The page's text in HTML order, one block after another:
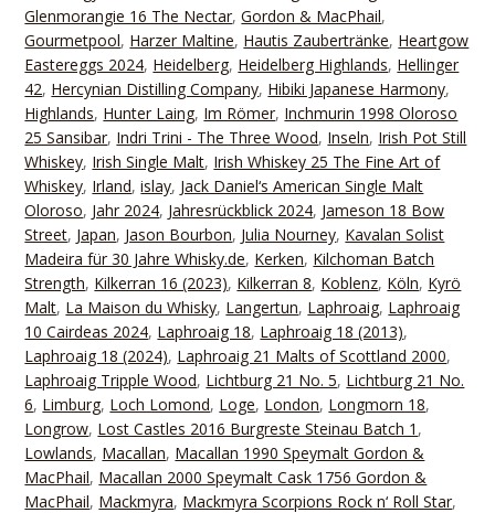
Glenmorangie 16 The Nectar,Gordon & MacPhail,
Gourmetpool, Harzer Maltine, Hautis Zaubertränke, Heartgow
Eastereggs 2024, Heidelberg, Heidelberg Highlands, Hellinger
42, Hercynian Distilling Company, Hibiki Japanese Harmony,
Highlands, Hunter Laing, Im Römer, Inchmurin 1998 Oloroso
25 Sansibar, Indri Trini - The Three Wood, Inseln, Irish Pot Still
Whiskey, Irish Single Malt, Irish Whiskey 25 The Fine Art of
Whiskey, Irland,islay, Jack Daniel‘s American Single Malt
Oloroso, Jahr 2024, Jahresrückblick 2024, Jameson 18 Bow
Street, Japan, Jason Bourbon, Julia Nourney, Kavalan Solist
Madeira für 30 Jahre Whisky.de, Kerken, Kilchoman Batch
Strength, Kilkerran 16 (2023), Kilkerran 8, Koblenz, Köln, Kyrö
Malt, La Maison du Whisky, Langertun, Laphroaig, Laphroaig
10 Cairdeas 2024, Laphroaig 18, Laphroaig 18 (2013),
Laphroaig 18 (2024), Laphroaig 21 Malts of Scottland 2000,
Laphroaig Tripple Wood, Lichtburg 21 No. 5, Lichtburg 21 No.
6, Limburg, Loch Lomond, Loge, London, Longmorn 18,
Longrow, Lost Castles 2016 Burgreste Steinau Batch 1 ,
Lowlands, Macallan, Macallan 1990 Speymalt Gordon &
MacPhail, Macallan 2000 Speymalt Cask 1756 Gordon &
MacPhail, Mackmyra, Mackmyra Scorpions Rock n‘ Roll Star,